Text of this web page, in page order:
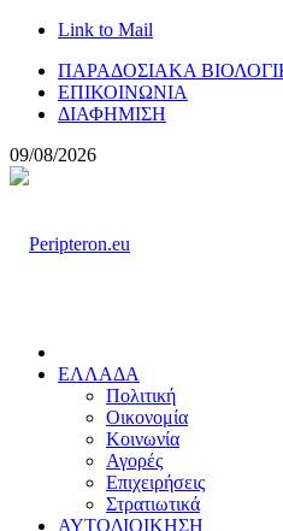
Link to Mail
ΠΑΡΑΔΟΣΙΑΚΑ
ΕΠΙΚΟΙΝΩΝΙΑ
ΔΙΑΦΗΜΙΣΗ
09/08/2026
ΕΛΛΑΔΑ
Πολιτική
Οικονομία
Κοινωνία
Αγορές
Επιχειρήσεις
Στρατιωτικά
ΑΥΤΟΔΙΟΙΚΗΣΗ